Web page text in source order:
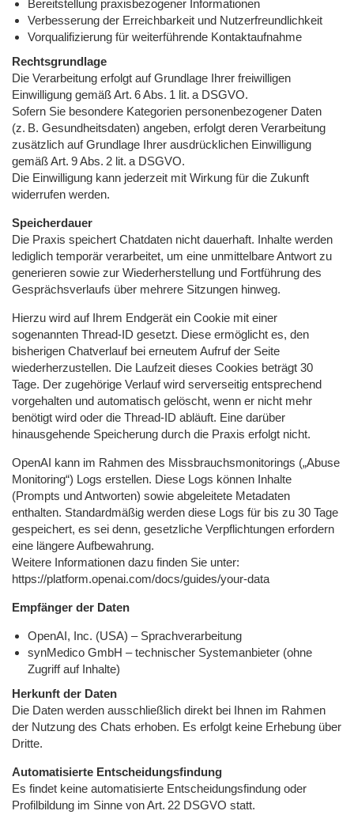
Bereitstellung praxisbezogener Informationen
Verbesserung der Erreichbarkeit und Nutzerfreundlichkeit
Vorqualifizierung für weiterführende Kontaktaufnahme
Rechtsgrundlage
Die Verarbeitung erfolgt auf Grundlage Ihrer freiwilligen
Einwilligung gemäß Art. 6 Abs. 1 lit. a DSGVO.
Sofern Sie besondere Kategorien personenbezogener Daten
(z. B. Gesundheitsdaten) angeben, erfolgt deren Verarbeitung
zusätzlich auf Grundlage Ihrer ausdrücklichen Einwilligung
gemäß Art. 9 Abs. 2 lit. a DSGVO.
Die Einwilligung kann jederzeit mit Wirkung für die Zukunft
widerrufen werden.
Speicherdauer
Die Praxis speichert Chatdaten nicht dauerhaft. Inhalte werden
lediglich temporär verarbeitet, um eine unmittelbare Antwort zu
generieren sowie zur Wiederherstellung und Fortführung des
Gesprächsverlaufs über mehrere Sitzungen hinweg.
Hierzu wird auf Ihrem Endgerät ein Cookie mit einer
sogenannten Thread-ID gesetzt. Diese ermöglicht es, den
bisherigen Chatverlauf bei erneutem Aufruf der Seite
wiederherzustellen. Die Laufzeit dieses Cookies beträgt 30
Tage. Der zugehörige Verlauf wird serverseitig entsprechend
vorgehalten und automatisch gelöscht, wenn er nicht mehr
benötigt wird oder die Thread-ID abläuft. Eine darüber
hinausgehende Speicherung durch die Praxis erfolgt nicht.
OpenAI kann im Rahmen des Missbrauchsmonitorings („Abuse
Monitoring“) Logs erstellen. Diese Logs können Inhalte
(Prompts und Antworten) sowie abgeleitete Metadaten
enthalten. Standardmäßig werden diese Logs für bis zu 30 Tage
gespeichert, es sei denn, gesetzliche Verpflichtungen erfordern
eine längere Aufbewahrung.
Weitere Informationen dazu finden Sie unter:
https://platform.openai.com/docs/guides/your-data
Empfänger der Daten
OpenAI, Inc. (USA) – Sprachverarbeitung
synMedico GmbH – technischer Systemanbieter (ohne
Zugriff auf Inhalte)
Herkunft der Daten
Die Daten werden ausschließlich direkt bei Ihnen im Rahmen
der Nutzung des Chats erhoben. Es erfolgt keine Erhebung über
Dritte.
Automatisierte Entscheidungsfindung
Es findet keine automatisierte Entscheidungsfindung oder
Profilbildung im Sinne von Art. 22 DSGVO statt.